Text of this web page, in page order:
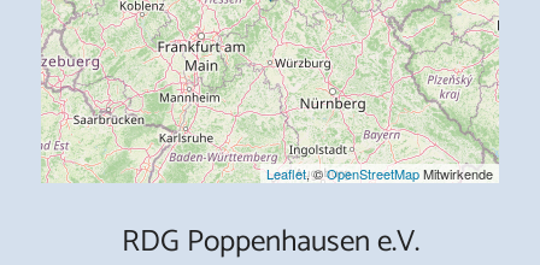
Leaflet, ©OpenStreetMapMitwirkende
RDG Poppenhausen e.V.